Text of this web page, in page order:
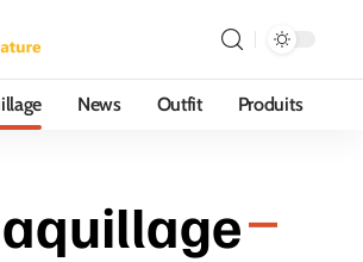
News Outfit Produits